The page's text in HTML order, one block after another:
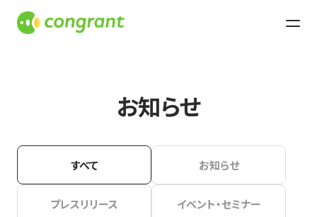
お知らせ
すべて お知らせ
プレスリリース イベント・セミナー